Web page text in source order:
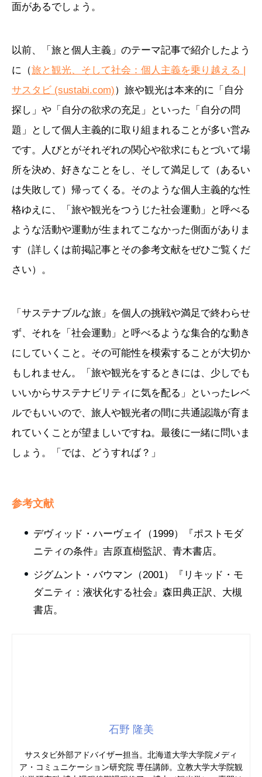
面があるでしょう。
以前、「旅と個人主義」のテーマ記事で紹介したよう
に（旅と観光、そして社会：個人主義を乗り越える |
サスタビ (sustabi.com)）旅や観光は本来的に「自分
探し」や「自分の欲求の充足」といった「自分の問
題」として個人主義的に取り組まれることが多い営み
です。人びとがそれぞれの関心や欲求にもとづいて場
所を決め、好きなことをし、そして満足して（あるい
は失敗して）帰ってくる。そのような個人主義的な性
格ゆえに、「旅や観光をつうじた社会運動」と呼べる
ような活動や運動が生まれてこなかった側面がありま
す（詳しくは前掲記事とその参考文献をぜひご覧くだ
さい）。
「サステナブルな旅」を個人の挑戦や満足で終わらせ
ず、それを「社会運動」と呼べるような集合的な動き
にしていくこと。その可能性を模索することが大切か
もしれません。「旅や観光をするときには、少しでも
いいからサステナビリティに気を配る」といったレベ
ルでもいいので、旅人や観光者の間に共通認識が育ま
れていくことが望ましいですね。最後に一緒に問いま
しょう。「では、どうすれば？」
参考文献
デヴィッド・ハーヴェイ（1999）『ポストモダ
ニティの条件』吉原直樹監訳、青木書店。
ジグムント・バウマン（2001）『リキッド・モ
ダニティ：液状化する社会』森田典正訳、大槻
書店。
石野 隆美
サスタビ外部アドバイザー担当。北海道大学大学院メディ
ア・コミュニケーション研究院 専任講師。立教大学大学院観